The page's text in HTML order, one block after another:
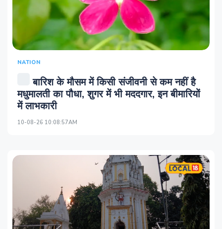
NATION
बारिश के मौसम में किसी संजीवनी से कम नहीं है
मधुमालती का पौधा, शुगर में भी मददगार, इन बीमारियों
में लाभकारी
10-08-26 10:08:57AM